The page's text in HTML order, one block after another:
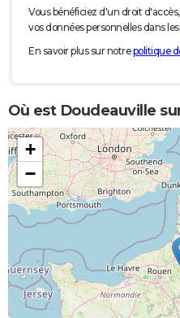
Vous bénéficiez d'un droit
vos données personnelles dans
En savoir plus sur notrepolitique
Où est Doudeauville
+
−